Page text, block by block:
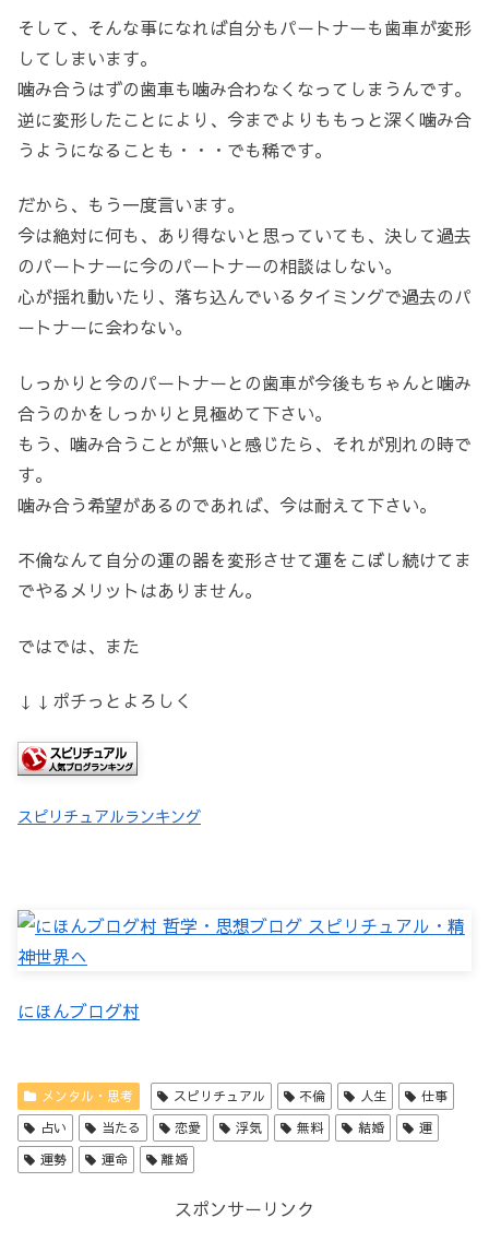
そして、そんな事になれば自分もパートナーも歯車が変形
してしまいます。
噛み合うはずの歯車も噛み合わなくなってしまうんです。
逆に変形したことにより、今までよりももっと深く噛み合
うようになることも・・・でも稀です。
だから、もう一度言います。
今は絶対に何も、あり得ないと思っていても、決して過去
のパートナーに今のパートナーの相談はしない。
心が揺れ動いたり、落ち込んでいるタイミングで過去のパ
ートナーに会わない。
しっかりと今のパートナーとの歯車が今後もちゃんと噛み
合うのかをしっかりと見極めて下さい。
もう、噛み合うことが無いと感じたら、それが別れの時で
す。
噛み合う希望があるのであれば、今は耐えて下さい。
不倫なんて自分の運の器を変形させて運をこぼし続けてま
でやるメリットはありません。
ではでは、また
↓↓ポチっとよろしく
スピリチュアルランキング
にほんブログ村
メンタル・思考 スピリチュアル 不倫 人生
仕事
占い
当たる 恋愛 浮気 無料 結婚
運
運勢
運命 離婚
スポンサーリンク